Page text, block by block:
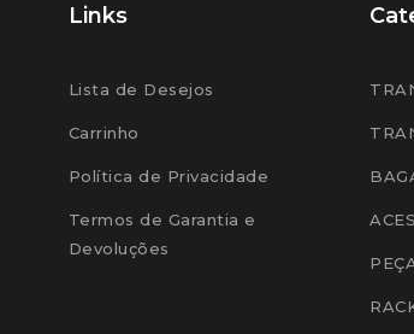
Links
Lista de Desejos
Carrinho
Política de Privacidade
Termos de Garantia e
Devoluções